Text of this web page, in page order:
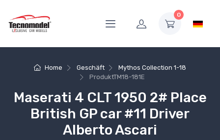
0
Home Geschäft
Mythos Collection 1-18
ProduktTM18-181E
Maserati 4 CLT 1950 2# Place
British GP car #11 Driver
Alberto Ascari